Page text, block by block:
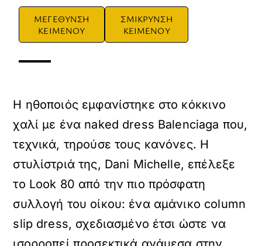
ΜΕΓΕΘΥΝΣΗ
ΚΕΙΜΕΝΟΥ
ΣΜΙΚΡΥΝΣΗ
ΚΕΙΜΕΝΟΥ
Η ηθοποιός εμφανίστηκε στο κόκκινο
χαλί με ένα naked dress Balenciaga που,
τεχνικά, τηρούσε τους κανόνες. Η
στυλίστριά της, Dani Michelle, επέλεξε
το Look 80 από την πιο πρόσφατη
συλλογή του οίκου: ένα αμάνικο column
slip dress, σχεδιασμένο έτσι ώστε να